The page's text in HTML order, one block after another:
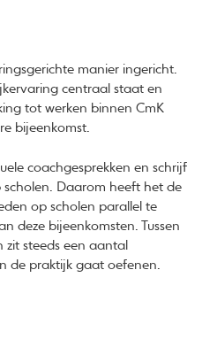
manier ingericht.
centraal staat en
tot werken binnen CmK
bijeenkomst.
coachgesprekken en schrijf
scholen. Daarom heeft het de
op scholen parallel te
deze bijeenkomsten. Tussen
zit steeds een aantal
de praktijk gaat oefenen.